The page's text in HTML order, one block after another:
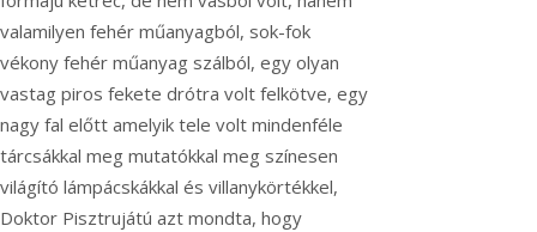
valamilyen fehér műanyagból, sok-fok
vékony fehér műanyag szálból, egy olyan
vastag piros fekete drótra volt felkötve, egy
nagy fal előtt amelyik tele volt mindenféle
tárcsákkal meg mutatókkal meg színesen
világító lámpácskákkal és villanykörtékkel,
Doktor Pisztrujátú azt mondta, hogy